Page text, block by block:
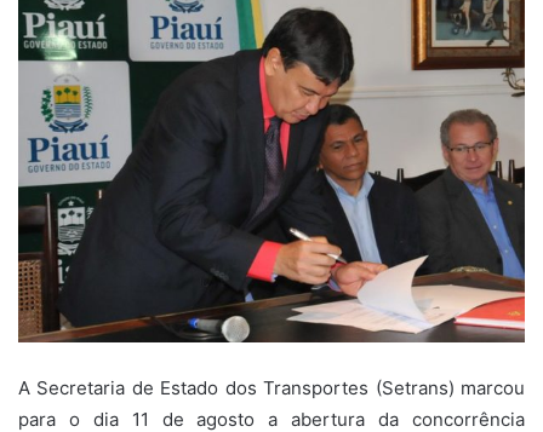
A Secretaria de Estado dos Transportes (Setrans) marcou
para o dia 11 de agosto a abertura da concorrência